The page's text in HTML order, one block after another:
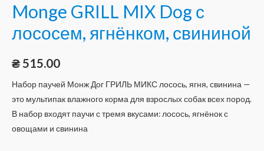
Monge GRILL MIX Dog с
лососем, ягнёнком, свининой
₴515.00
Набор паучей Монж Дог ГРИЛЬ МИКС лосось, ягня, свинина —
это мультипак влажного корма для взрослых собак всех пород.
В набор входят паучи с тремя вкусами: лосось, ягнёнок с
овощами и свинина